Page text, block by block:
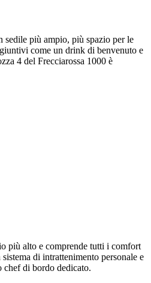
più ampio, più spazio per le
come un drink di benvenuto e
4 del Frecciarossa 1000 è
più alto e comprende tutti i comfort
di intrattenimento personale e
chef di bordo dedicato.